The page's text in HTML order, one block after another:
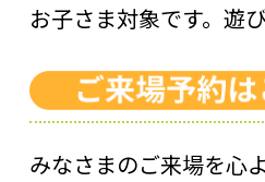
お子さま対象です。遊
みなさまのご来場を心